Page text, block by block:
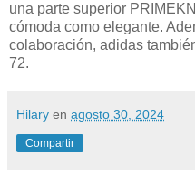
una parte superior
cómoda como elegante.
colaboración, adidas
72.
Hilary en agosto 30, 2024
Compartir